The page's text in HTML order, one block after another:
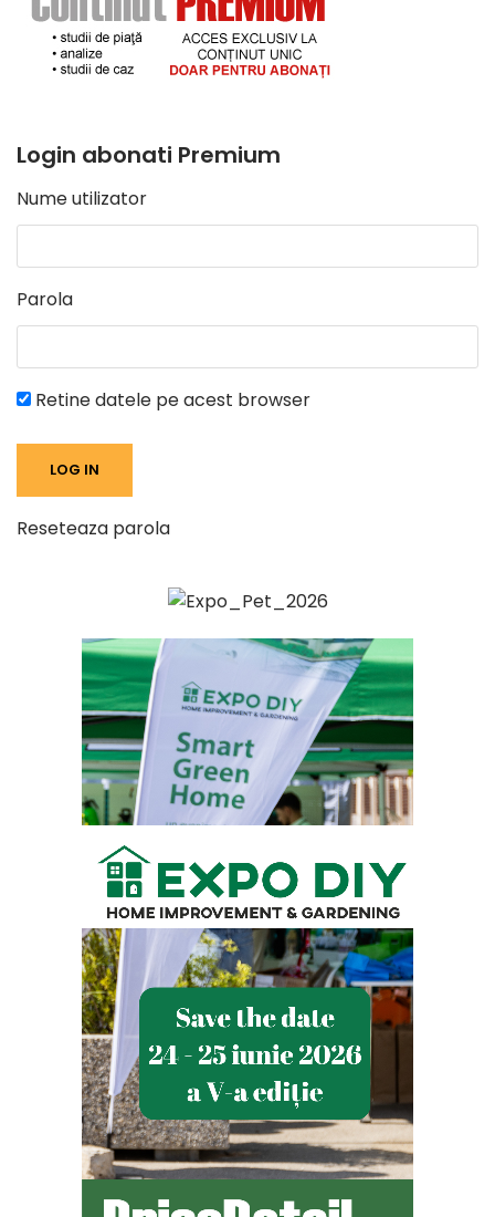
Login abonati Premium
Nume utilizator
Parola
Retine datele pe acest browser
Reseteaza parola